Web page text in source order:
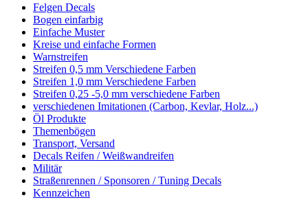
Felgen Decals
Bogen einfarbig
Einfache Muster
Kreise und einfache Formen
Warnstreifen
Streifen 0,5 mm Verschiedene Farben
Streifen 1,0 mm Verschiedene Farben
Streifen 0,25 -5,0 mm verschiedene Farben
verschiedenen Imitationen (Carbon, Kevlar, Holz...)
Öl Produkte
Themenbögen
Transport, Versand
Decals Reifen / Weißwandreifen
Militär
Straßenrennen / Sponsoren / Tuning Decals
Kennzeichen